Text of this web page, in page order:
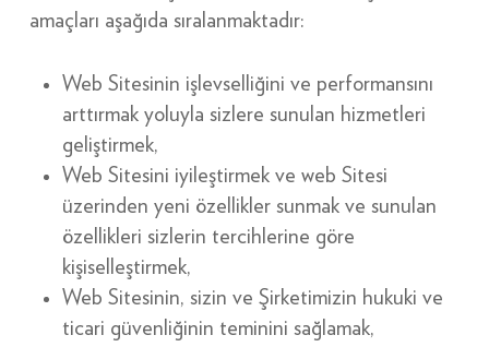
amaçları aşağıda sıralanmaktadır:
Web Sitesinin işlevselliğini ve performansını
arttırmak yoluyla sizlere sunulan hizmetleri
geliştirmek,
Web Sitesini iyileştirmek ve web Sitesi
üzerinden yeni özellikler sunmak ve sunulan
özellikleri sizlerin tercihlerine göre
kişiselleştirmek,
Web Sitesinin, sizin ve Şirketimizin hukuki ve
ticari güvenliğinin teminini sağlamak,